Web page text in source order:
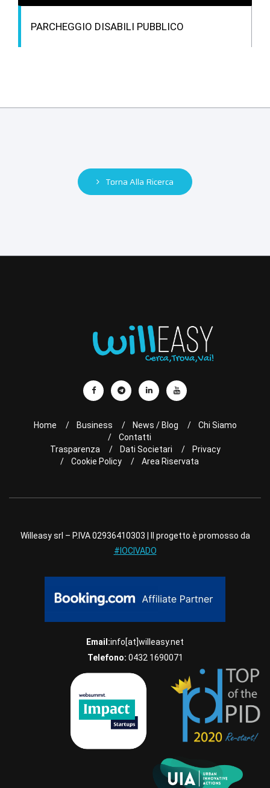
PARCHEGGIO DISABILI PUBBLICO
Torna Alla Ricerca
Home Business News / Blog
Chi Siamo
Contatti
Trasparenza
Dati Societari
Privacy
Cookie Policy
Area Riservata
Willeasy srl – P.IVA 02936410303 | Il progetto è promosso da
#IOCIVADO
Email:info[at]willeasy.net
Telefono: 0432 1690071